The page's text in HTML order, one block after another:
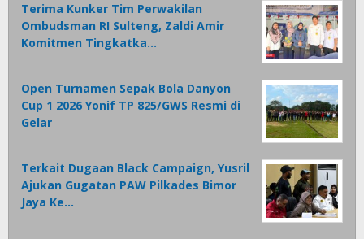
Terima Kunker Tim Perwakilan
Ombudsman RI Sulteng, Zaldi Amir
Komitmen Tingkatka…
Open Turnamen Sepak Bola Danyon
Cup 1 2026 Yonif TP 825/GWS Resmi di
Gelar
Terkait Dugaan Black Campaign, Yusril
Ajukan Gugatan PAW Pilkades Bimor
Jaya Ke…